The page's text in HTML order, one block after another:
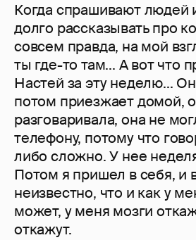
Когда спрашивают людей
долго рассказывать про
совсем правда, на мой
ты где-то там... А вот что
Настей за эту неделю...
потом приезжает домой,
разговаривала, она не
телефону, потому что
либо сложно. У нее
Потом я пришел в себя, и
неизвестно, что и как у
может, у меня мозги
откажут.